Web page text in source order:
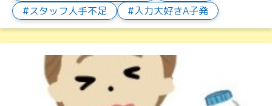
スタッフ人手不足
入力大好きA子発